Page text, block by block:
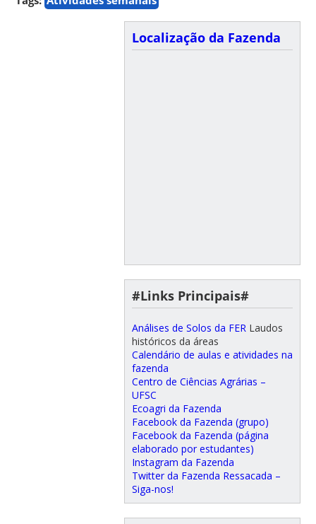
Localização da Fazenda
#Links Principais#
Análises de Solos da FER Laudos
históricos da áreas
Calendário de aulas e atividades na
fazenda
Centro de Ciências Agrárias –
UFSC
Ecoagri da Fazenda
Facebook da Fazenda (grupo)
Facebook da Fazenda (página
elaborado por estudantes)
Instagram da Fazenda
Twitter da Fazenda Ressacada –
Siga-nos!